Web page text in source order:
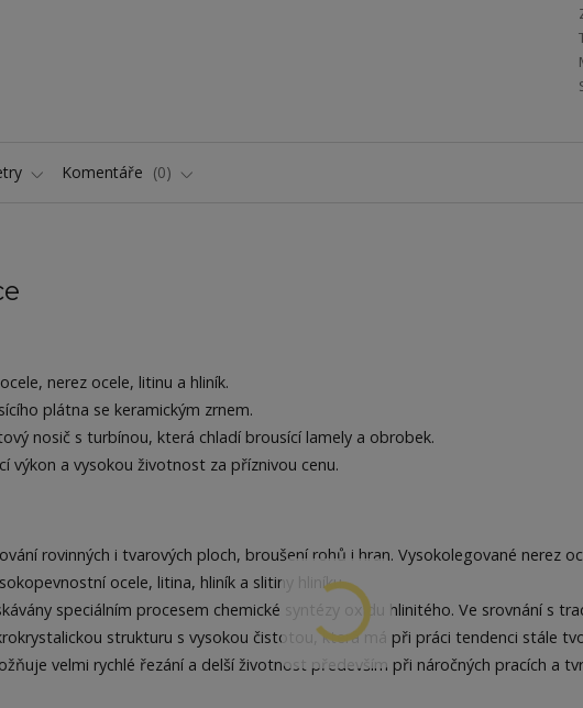
Komentáře 0
nerez ocele, litinu a hliník.
plátna se keramickým zrnem.
nosič s turbínou, která chladí brousící lamely a obrobek.
výkon a vysokou životnost za příznivou cenu.
rovinných i tvarových ploch, broušení rohů i hran. Vysokolegované nerez
ocele, litina, hliník a slitiny hliníku.
speciálním procesem chemické syntézy oxidu hlinitého. Ve srovnání s
strukturu s vysokou čistotou, která má při práci tendenci stále
velmi rychlé řezání a delší životnost především při náročných pracích a